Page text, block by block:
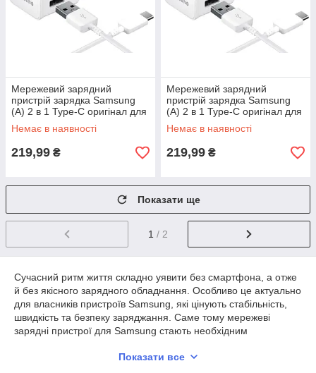
Мережевий зарядний
пристрій зарядка Samsung
(A) 2 в 1 Type-C оригінал для
Samsung Galaxy A20s A207
Немає в наявності
219,99 ₴
Мережевий зарядний
пристрій зарядка Samsung
(A) 2 в 1 Type-C оригінал для
Samsung Galaxy A21s A217
Немає в наявності
219,99 ₴
Показати ще
1 / 2
Сучасний ритм життя складно уявити без смартфона, а отже
й без якісного зарядного обладнання. Особливо це актуально
для власників пристроїв Samsung, які цінують стабільність,
швидкість та безпеку заряджання. Саме тому мережеві
зарядні пристрої для Samsung стають необхідним
ефективну передачу енергії та дозволяють підтримувати
Показати все